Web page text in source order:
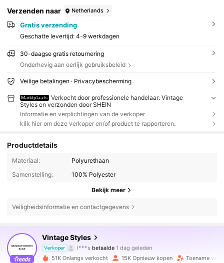
Verzenden naar Netherlands
Gratis verzending
Geschatte levertijd: 4-9 werkdagen
30-daagse gratis retournering
Onderhevig aan eerlijk gebruiksbeleid
Veilige betalingen · Privacybescherming
Marktplaats
Verkocht door professionele handelaar: Vintage
Styles en verzonden door SHEIN
Informatie en verplichtingen van de verkoper
klik hier om deze verkoper en/of product te rapporteren.
Productdetails
Materiaal:
Polyurethaan
Samenstelling:
100% Polyester
Bekijk meer
Veiligheidsinformatie en contactgegevens
Vintage Styles
Verkoper
4.86 73K Volgers
4.86
73K Volgers
l***s betaalde 1 dag geleden
m***o gevolgd 6 uur geleden
51K Onlangs verkocht 15K Opnieuw kopen Toename van